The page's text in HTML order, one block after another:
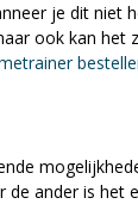
je dit niet
ook kan het
de ander is het